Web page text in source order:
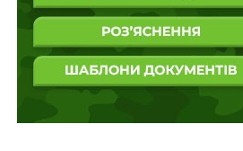
злочинність». На сьогоднішній
включає всі протизаконні дії,
опрацювання інформації було
або об’єктом. Таким чином у це
потрапили не лише злочини,
з комп’ютерами, електронно-